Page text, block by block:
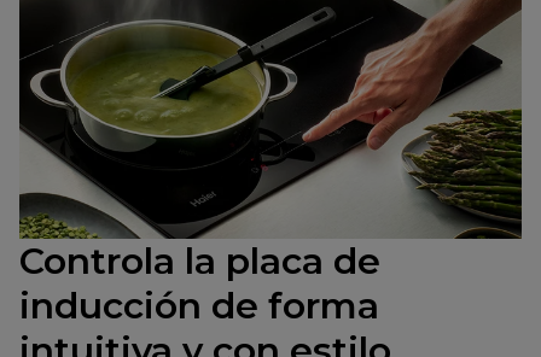
Controla la placa de
inducción de forma